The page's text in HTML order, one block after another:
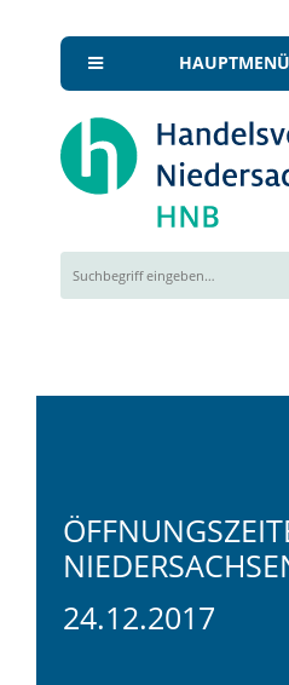
24.12.2017